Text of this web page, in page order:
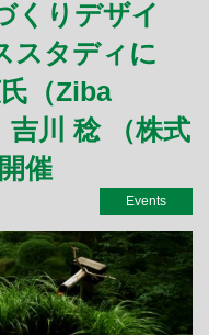
くりデザイ
スタディに
（Ziba
川 稔 （株式
開催
Events